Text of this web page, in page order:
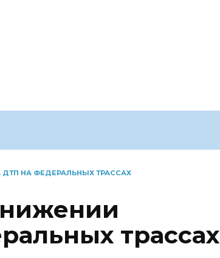
НА ФЕДЕРАЛЬНЫХ ТРАССАХ
трассах